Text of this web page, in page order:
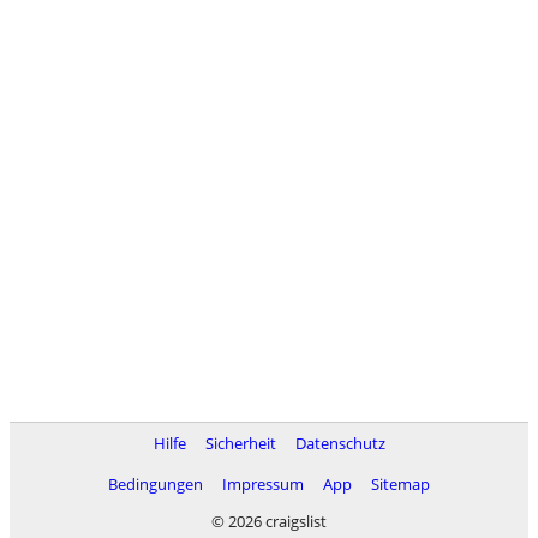
Hilfe Sicherheit
Datenschutz
Bedingungen
Impressum App
Sitemap
© 2026 craigslist